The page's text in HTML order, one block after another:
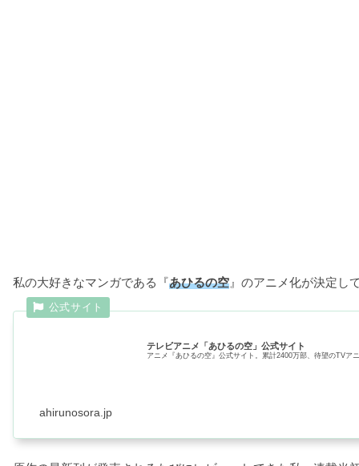
私の大好きなマンガである『あひるの空 』のアニメ化が決定し
テレビアニメ「あひるの空」公式サイト
アニメ『あひるの空』公式サイト。累計2400万部、待望のTVア
ahirunosora.jp